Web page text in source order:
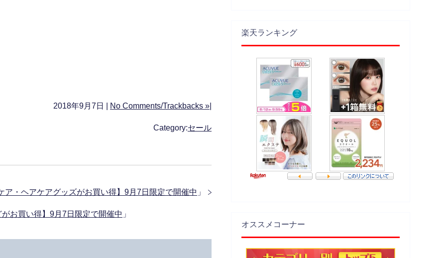
2018年9月7日 | No Comments/Trackbacks »
Category:セール
・ヘアケアグッズがお買い得】9月7日限定で開催中 」
お買い得】9月7日限定で開催中 」
楽天ランキング
オススメコーナー